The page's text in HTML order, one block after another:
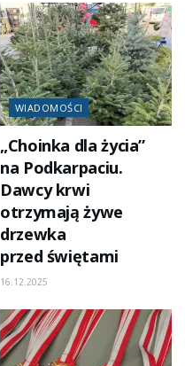
WIADOMOŚCI
„Choinka dla życia”
na Podkarpaciu.
Dawcy krwi
otrzymają żywe
drzewka
przed świętami
16.12.2025